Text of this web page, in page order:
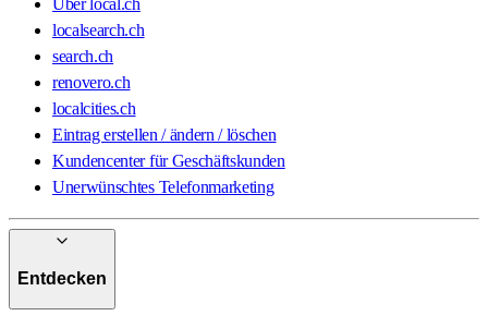
localsearch.ch
search.ch
renovero.ch
localcities.ch
Eintrag erstellen / ändern / löschen
Kundencenter für Geschäftskunden
Unerwünschtes Telefonmarketing
Entdecken